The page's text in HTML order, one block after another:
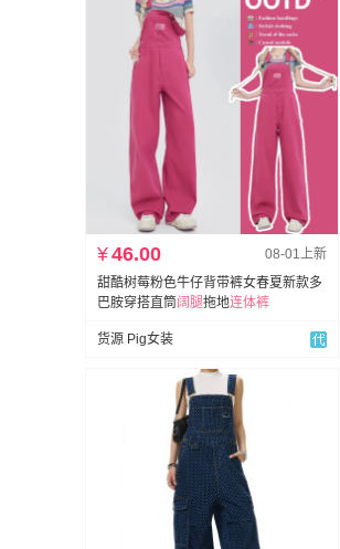
08-01上新
¥46.00
甜酷树莓粉色牛仔背带裤女春夏新款多
巴胺穿搭直筒阔腿拖地连体裤
货源 Pig女装